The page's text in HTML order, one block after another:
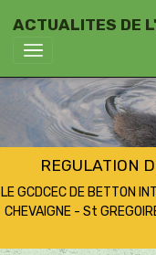
ACTUALITES DE
REGULATION
LE GCDCEC DE BETTON
CHEVAIGNE - St